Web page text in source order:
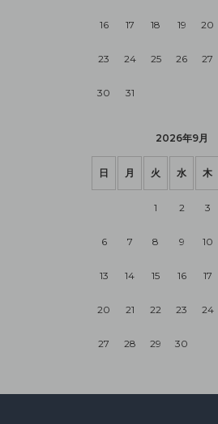
16 17 18 19 20
23 24 25 26 27
30 31
2026年9月
日 月 火 水 木
1 2 3
6 7 8 9 10
13 14 15 16 17
20 21 22 23 24
27 28 29 30